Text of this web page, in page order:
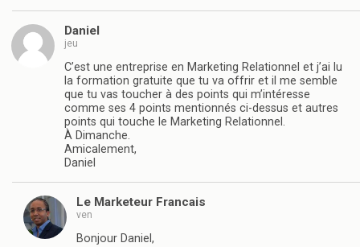
Daniel
jeu
C’est une entreprise en Marketing Relationnel et j’ai lu
la formation gratuite que tu va offrir et il me semble
que tu vas toucher à des points qui m’intéresse
comme ses 4 points mentionnés ci-dessus et autres
points qui touche le Marketing Relationnel.
À Dimanche.
Amicalement,
Daniel
Le Marketeur Francais
ven
Bonjour Daniel,